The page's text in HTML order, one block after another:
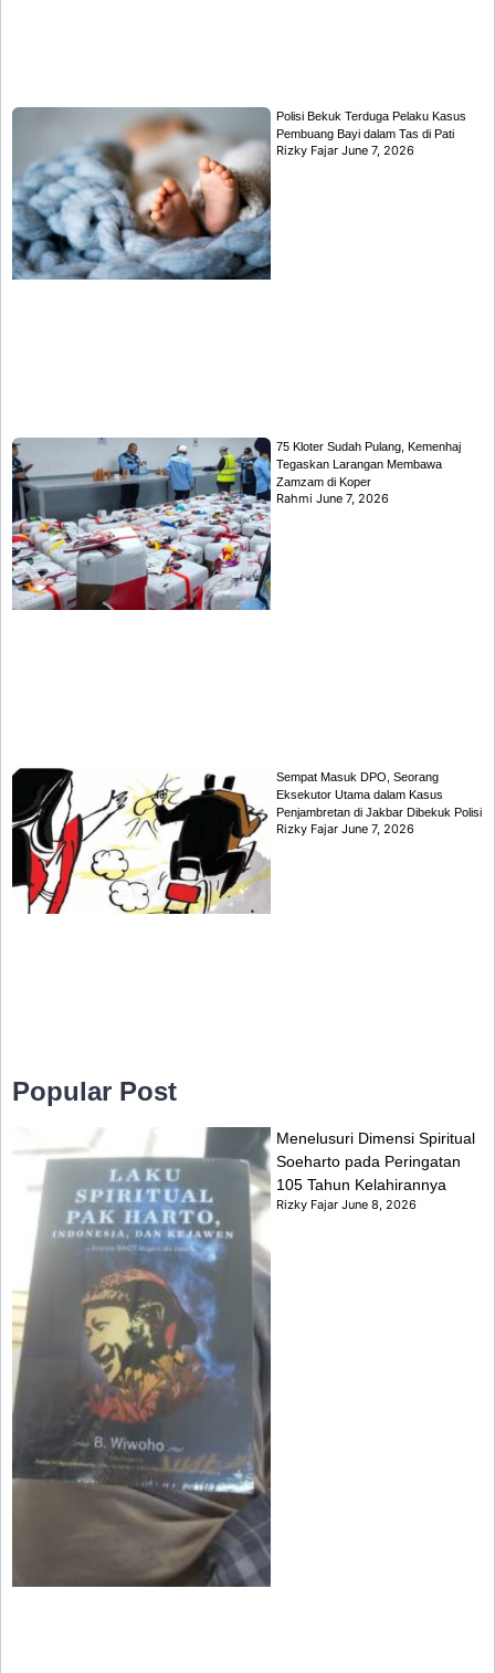
Polisi Bekuk Terduga Pelaku Kasus
Pembuang Bayi dalam Tas di Pati
Rizky FajarJune 7, 2026
75 Kloter Sudah Pulang, Kemenhaj
Tegaskan Larangan Membawa
Zamzam di Koper
RahmiJune 7, 2026
Sempat Masuk DPO, Seorang
Eksekutor Utama dalam Kasus
Penjambretan di Jakbar Dibekuk Polisi
Rizky FajarJune 7, 2026
Popular Post
Menelusuri Dimensi Spiritual
Soeharto pada Peringatan
105 Tahun Kelahirannya
Rizky FajarJune 8, 2026